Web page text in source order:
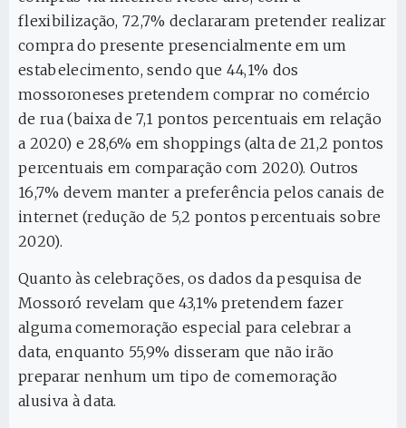
flexibilização, 72,7% declararam pretender realizar
compra do presente presencialmente em um
estabelecimento, sendo que 44,1% dos
mossoroneses pretendem comprar no comércio
de rua (baixa de 7,1 pontos percentuais em relação
a 2020) e 28,6% em shoppings (alta de 21,2 pontos
percentuais em comparação com 2020). Outros
16,7% devem manter a preferência pelos canais de
internet (redução de 5,2 pontos percentuais sobre
2020).
Quanto às celebrações, os dados da pesquisa de
Mossoró revelam que 43,1% pretendem fazer
alguma comemoração especial para celebrar a
data, enquanto 55,9% disseram que não irão
preparar nenhum um tipo de comemoração
alusiva à data.